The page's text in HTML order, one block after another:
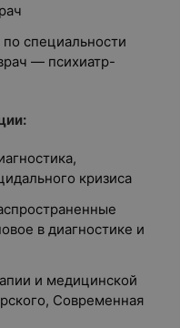
специальности
— психиатр-
кризиса
в диагностике и
и медицинской
Современная